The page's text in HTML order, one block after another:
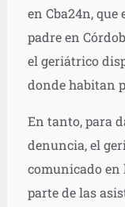
en Cba24n,que
padre en
el geriátrico
donde habitan
En tanto, para
denuncia, el
comunicado en
parte de las